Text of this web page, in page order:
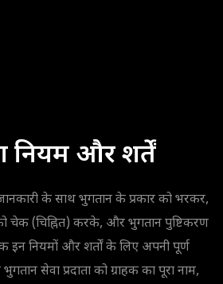
नियम और शर्तें
के साथ भुगतान के प्रकार को भरकर,
चेक (चिह्नित) करके, और भुगतान पुष्टिकरण
इन नियमों और शर्तों के लिए अपनी पूर्ण
सेवा प्रदाता को ग्राहक का पूरा नाम,